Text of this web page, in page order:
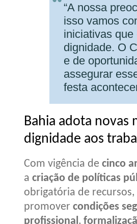
“A nossa
isso vamos
iniciativas
dignidade. O
e de
assegurar
festa
Bahia adota novas
dignidade aos
Com vigência de cinco
a criação de políticas
obrigatória de
promover condições
profissional,